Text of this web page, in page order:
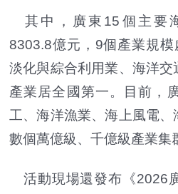
其中，廣東15個主要
8303.8億元，9個產業規
淡化與綜合利用業、海洋交
產業居全國第一。目前，
工、海洋漁業、海上風電
數個萬億級、千億級產業集
活動現場還發布《2026